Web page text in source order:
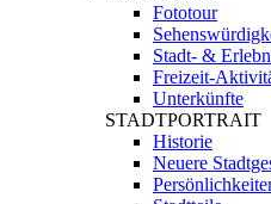
Fototour
Stadt- &
Freizeit-
Unterkünfte
STADTPORTRAIT
Historie
Neuere